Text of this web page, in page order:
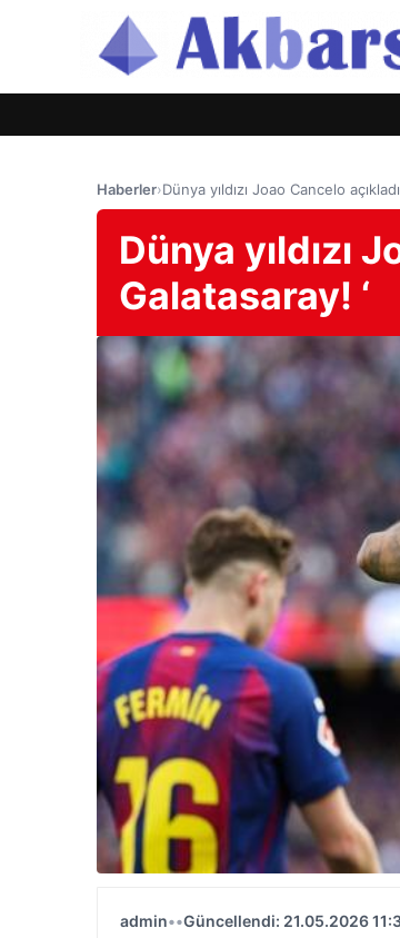
Haberler›Dünya yıldızı Joao Cancelo
Dünya yıldızı
Galatasaray! ‘
admin••Güncellendi: 21.05.2026